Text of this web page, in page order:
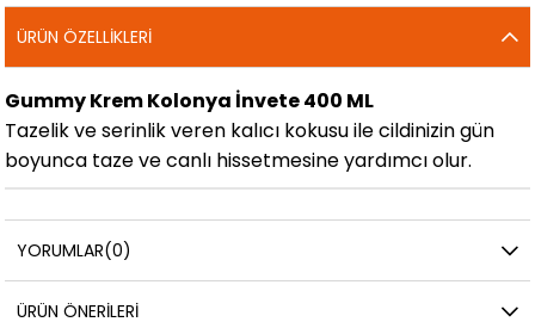
ÜRÜN ÖZELLIKLERI
Gummy Krem Kolonya İnvete 400 ML
Tazelik ve serinlik veren kalıcı kokusu ile cildinizin gün
boyunca taze ve canlı hissetmesine yardımcı olur.
YORUMLAR(0)
ÜRÜN ÖNERILERI